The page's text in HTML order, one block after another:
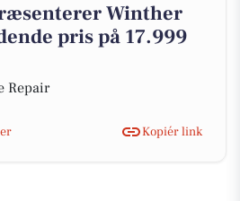
Winther
pris på 17.999
Repair
Kopiér link